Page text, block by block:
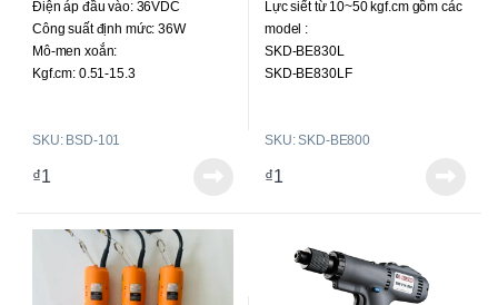
u
o
f
5
Điện áp đầu vào: 36VDC
Công suất định mức: 36W
Mô-men xoắn:
Kgf.cm: 0.51-15.3
Độ chính xác mô-men xoắn: ±5%
Tốc độ không tải (r/min) ±10%:
Đường kính vít áp dụng (mm):
Vít máy: 1.6-4.0
Vít tự ren: 1.6-3.0
Trọng lượng (g): 445
SKU: BSD-101
₫1
o
f
5
Lực siết từ 10~50 kgf.cm gồm các
model :
SKD-BE830L
SKD-BE830LF
SKD-BE830PF
SKU: SKD-BE800
₫1